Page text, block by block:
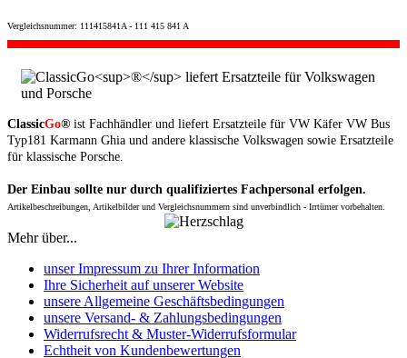
Vergleichsnummer: 111415841A - 111 415 841 A
ClassicGo® ist Fachhändler und liefert Ersatzteile für VW Käfer VW Bus
Typ181 Karmann Ghia und andere klassische Volkswagen sowie Ersatzteile
für klassische Porsche.
Der Einbau sollte nur durch qualifiziertes Fachpersonal erfolgen.
Artikelbeschreibungen, Artikelbilder und Vergleichsnummern sind unverbindlich - Irrtümer vorbehalten.
Mehr über...
unser Impressum zu Ihrer Information
Ihre Sicherheit auf unserer Website
unsere Allgemeine Geschäftsbedingungen
unsere Versand- & Zahlungsbedingungen
Widerrufsrecht & Muster-Widerrufsformular
Echtheit von Kundenbewertungen